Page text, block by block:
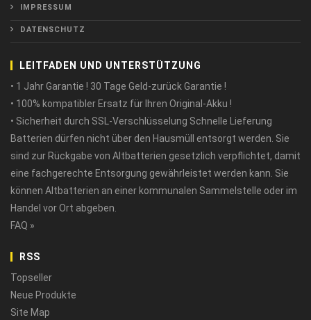
IMPRESSUM
DATENSCHUTZ
LEITFADEN UND UNTERSTÜTZUNG
• 1 Jahr Garantie ! 30 Tage Geld-zurück Garantie !
• 100% kompatibler Ersatz für Ihren Original-Akku !
• Sicherheit durch SSL-Verschlüsselung Schnelle Lieferung
Batterien dürfen nicht über den Hausmüll entsorgt werden. Sie
sind zur Rückgabe von Altbatterien gesetzlich verpflichtet, damit
eine fachgerechte Entsorgung gewährleistet werden kann. Sie
können Altbatterien an einer kommunalen Sammelstelle oder im
Handel vor Ort abgeben.
FAQ »
RSS
Topseller
Neue Produkte
Site Map